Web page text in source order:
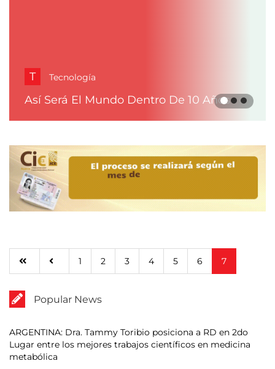
T Tecnología
Así Será El Mundo Dentro De 10 Años
1 2 3 4 5 6 7
Popular News
ARGENTINA: Dra. Tammy Toribio posiciona a RD en 2do
Lugar entre los mejores trabajos científicos en medicina
metabólica